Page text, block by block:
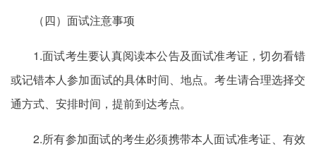
（四）面试注意事项
1.面试考生要认真阅读本公告及面试准考证，切勿看错
或记错本人参加面试的具体时间、地点。考生请合理选择交
通方式、安排时间，提前到达考点。
2.所有参加面试的考生必须携带本人面试准考证、有效